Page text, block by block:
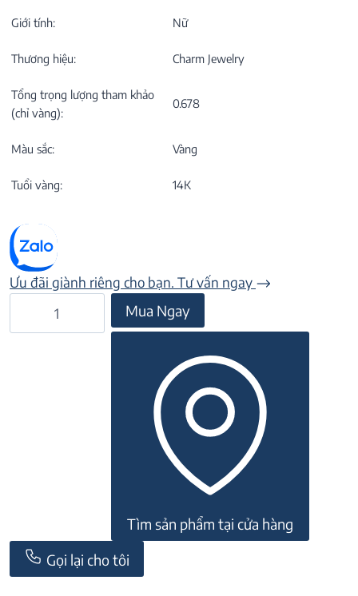
Giới tính: Nữ
Thương hiệu: Charm Jewelry
Tổng trọng lượng tham khảo
(chỉ vàng):
0.678
Màu sắc: Vàng
Tuổi vàng: 14K
Ưu đãi giành riêng cho bạn. Tư vấn ngay
Mua Ngay
Tìm sản phẩm tại cửa hàng
Gọi lại cho tôi